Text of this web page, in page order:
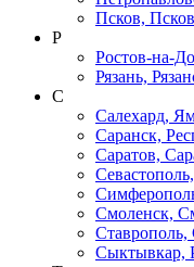
Псков,
Р
Ростов-на-
Рязань,
С
Салехард,
Саранск,
Саратов,
Смоленск,
Ставрополь,
Сыктывкар,